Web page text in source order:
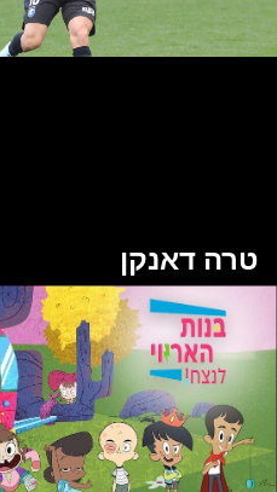
טרה דאנקן